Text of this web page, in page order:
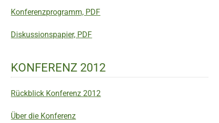
Konferenzprogramm, PDF
Diskussionspapier, PDF
KONFERENZ 2012
Rückblick Konferenz 2012
Über die Konferenz